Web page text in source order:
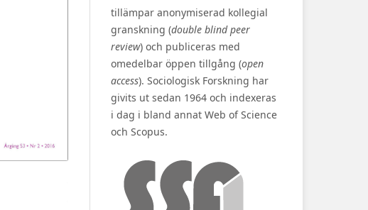
tillämpar anonymiserad kollegial
granskning (double blind peer
review) och publiceras med
omedelbar öppen tillgång (open
access). Sociologisk Forskning har
givits ut sedan 1964 och indexeras
i dag i bland annat Web of Science
och Scopus.